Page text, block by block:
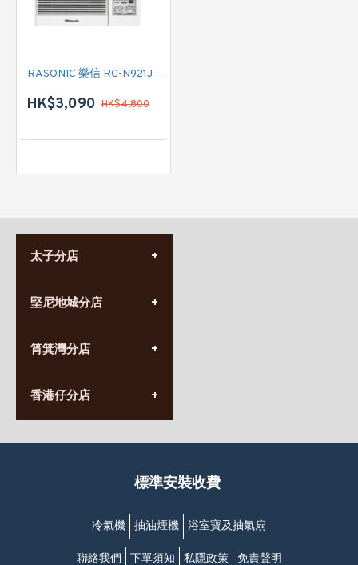
RASONIC 樂信 RC-N921J 一匹 R32雪種 淨冷窗口式冷氣機
HK$3,090 HK$4,800
太子分店
營業時間:
九龍太子太子道西141號
堅尼地城分店
營業時間:
香港堅尼地城卑路乍街
(堅尼地城地鐵站B出口)
筲箕灣分店
營業時間:
(10:00am-20:30pm)
香港仔分店
營業時間:
香港香港仔成都道20-28號
(黃竹坑地鐵站轉4M專線小巴)
標準安裝收費
冷氣機 抽油煙機 浴室寶及抽氣扇
聯絡我們 下單須知 私隱政策 免責聲明